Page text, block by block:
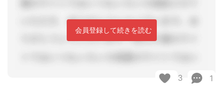
会員登録して続きを読む
3 1